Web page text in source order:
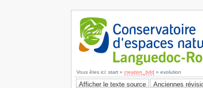
Vous êtes ici: start » creation_bdd » evolution